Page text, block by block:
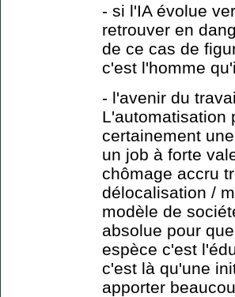
- si l'IA évolue
retrouver en
de ce cas de
c'est l'homme
- l'avenir du
L'automatisation
certainement
un job à forte
chômage accru
délocalisation /
modèle de
absolue pour
espèce c'est
c'est là qu'une
apporter